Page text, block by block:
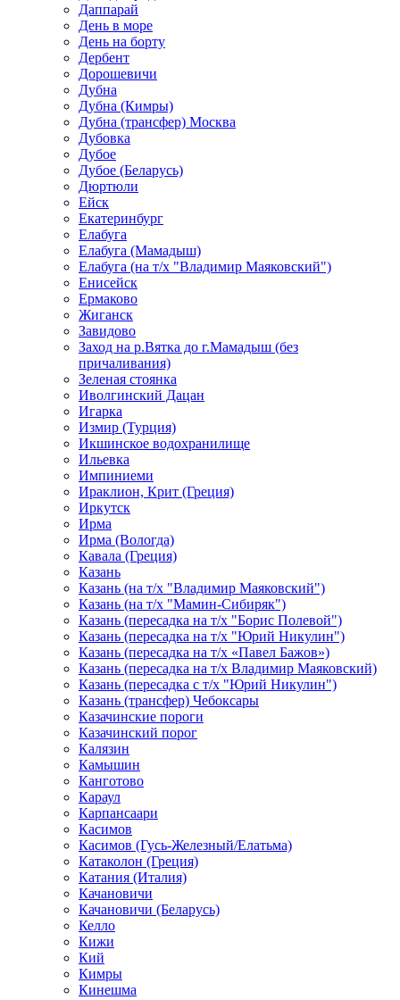
Даппарай
День в море
День на борту
Дербент
Дорошевичи
Дубна
Дубна (Кимры)
Дубна (трансфер) Москва
Дубовка
Дубое
Дубое (Беларусь)
Дюртюли
Ейск
Екатеринбург
Елабуга
Елабуга (Мамадыш)
Елабуга (на т/х "Владимир Маяковский")
Енисейск
Ермаково
Жиганск
Завидово
Заход на р.Вятка до г.Мамадыш (без
причаливания)
Зеленая стоянка
Иволгинский Дацан
Игарка
Измир (Турция)
Икшинское водохранилище
Ильевка
Импиниеми
Ираклион, Крит (Греция)
Иркутск
Ирма
Ирма (Вологда)
Кавала (Греция)
Казань
Казань (на т/х "Владимир Маяковский")
Казань (на т/х "Мамин-Сибиряк")
Казань (пересадка на т/х "Борис Полевой")
Казань (пересадка на т/х "Юрий Никулин")
Казань (пересадка на т/х «Павел Бажов»)
Казань (пересадка на т/х Владимир Маяковский)
Казань (пересадка с т/х "Юрий Никулин")
Казань (трансфер) Чебоксары
Казачинские пороги
Казачинский порог
Калязин
Камышин
Канготово
Караул
Карпансаари
Касимов
Касимов (Гусь-Железный/Елатьма)
Катаколон (Греция)
Катания (Италия)
Качановичи
Качановичи (Беларусь)
Келло
Кижи
Кий
Кимры
Кинешма